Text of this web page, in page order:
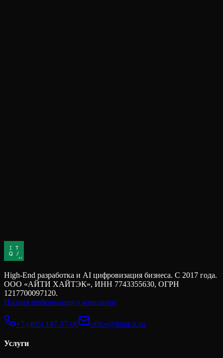
Обсудить проект
High-End разработка и AI цифровизация бизнеса. С 2017 года.
ООО «АЙТИ ХАЙТЭК», ИНН 7743355630, ОГРН
1217700097120.
Полная информация о компании
+7 (495) 147-37-06 office@itquick.ru
Услуги